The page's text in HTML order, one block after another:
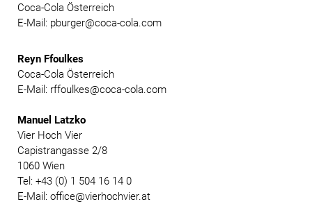
Coca-Cola Österreich
E-Mail: pburger@coca-cola.com
Reyn Ffoulkes
Coca-Cola Österreich
E-Mail: rffoulkes@coca-cola.com
Manuel Latzko
Vier Hoch Vier
Capistrangasse 2/8
1060 Wien
Tel: +43 (0) 1 504 16 14 0
E-Mail: office@vierhochvier.at